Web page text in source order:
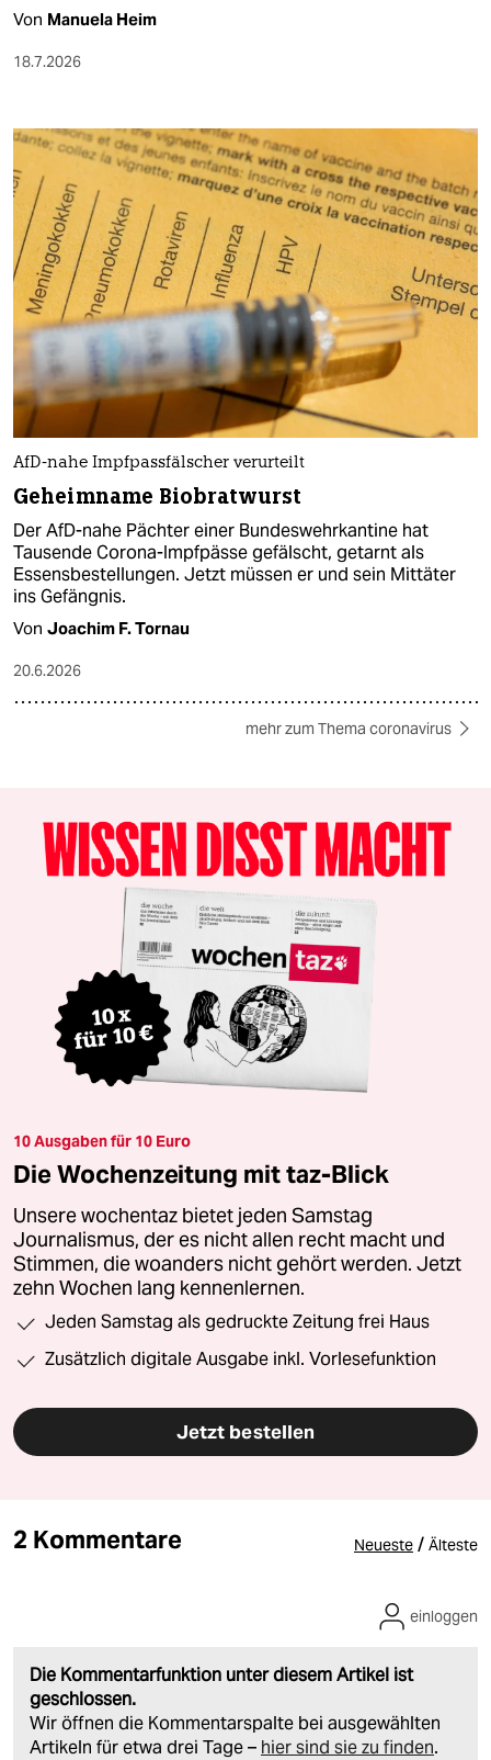
Von Manuela Heim
18.7.2026
AfD-nahe Impfpassfälscher verurteilt
Geheimname Biobratwurst
Der AfD-nahe Pächter einer Bundeswehrkantine hat
Tausende Corona-Impfpässe gefälscht, getarnt als
Essensbestellungen. Jetzt müssen er und sein Mittäter
ins Gefängnis.
Von Joachim F. Tornau
20.6.2026
mehr zum Thema coronavirus
10 Ausgaben für 10 Euro
Die Wochenzeitung mit taz-Blick
Unsere wochentaz bietet jeden Samstag
Journalismus, der es nicht allen recht macht und
Stimmen, die woanders nicht gehört werden. Jetzt
zehn Wochen lang kennenlernen.
Jeden Samstag als gedruckte Zeitung frei Haus
Zusätzlich digitale Ausgabe inkl. Vorlesefunktion
Jetzt bestellen
2 Kommentare Neueste / Älteste
Die Kommentarfunktion unter diesem Artikel ist
geschlossen.
Wir öffnen die Kommentarspalte bei ausgewählten
Artikeln für etwa drei Tage – hier sind sie zu finden.
einloggen